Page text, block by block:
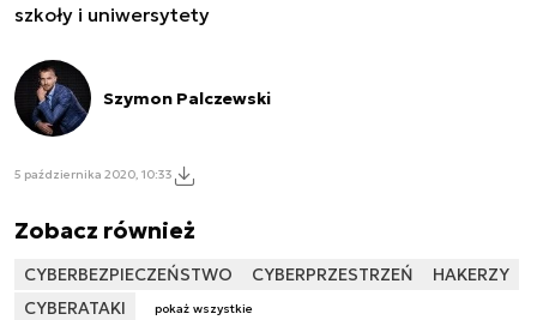
szkoły i uniwersytety
Szymon Palczewski
5 października 2020, 10:33
Zobacz również
CYBERBEZPIECZEŃSTWO CYBERPRZESTRZEŃ
HAKERZY
CYBERATAKI
pokaż wszystkie